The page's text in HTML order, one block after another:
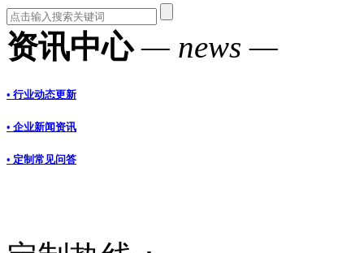
资讯中心— news —
• 行业动态更新
• 企业新闻资讯
• 定制常见问答